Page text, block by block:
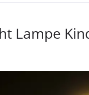
Lampe